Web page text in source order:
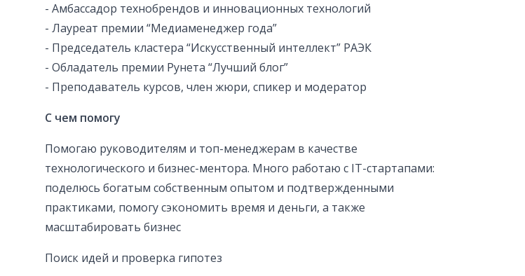
- Амбассадор технобрендов и инновационных технологий
- Лауреат премии “Медиаменеджер года”
- Председатель кластера “Искусственный интеллект” РАЭК
- Обладатель премии Рунета “Лучший блог”
- Преподаватель курсов, член жюри, спикер и модератор
С чем помогу
Помогаю руководителям и топ-менеджерам в качестве
технологического и бизнес-ментора. Много работаю с IT-стартапами:
поделюсь богатым собственным опытом и подтвержденными
практиками, помогу сэкономить время и деньги, а также
масштабировать бизнес
Поиск идей и проверка гипотез